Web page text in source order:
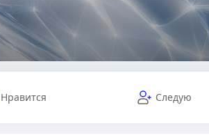
Нравится Следую